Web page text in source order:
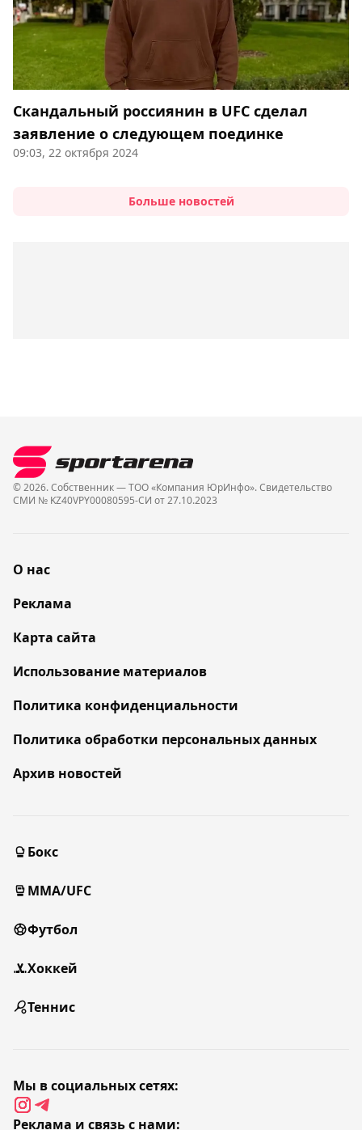
Скандальный россиянин в UFC сделал
заявление о следующем поединке
09:03, 22 октября 2024
Больше новостей
© 2026. Собственник — ТОО «Компания ЮрИнфо». Cвидетельство
СМИ № KZ40VPY00080595-СИ от 27.10.2023
О нас
Реклама
Карта сайта
Использование материалов
Политика конфиденциальности
Политика обработки персональных данных
Архив новостей
Бокс
MMA/UFC
Футбол
Хоккей
Теннис
Мы в социальных сетях:
Реклама и связь с нами: